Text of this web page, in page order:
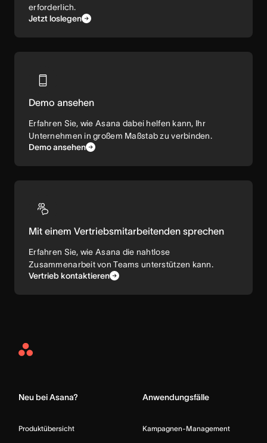
erforderlich.
Jetzt loslegen
Demo ansehen
Erfahren Sie, wie Asana dabei helfen kann, Ihr
Unternehmen in großem Maßstab zu verbinden.
Demo ansehen
Mit einem Vertriebsmitarbeitenden sprechen
Erfahren Sie, wie Asana die nahtlose
Zusammenarbeit von Teams unterstützen kann.
Vertrieb kontaktieren
Asana
Neu bei Asana?
Produktübersicht
Anwendungsfälle
Kampagnen-Management